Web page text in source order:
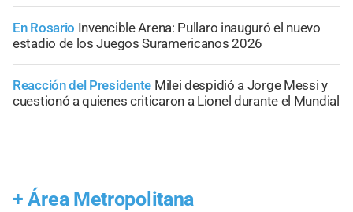
En Rosario Invencible Arena: Pullaro inauguró el nuevo
estadio de los Juegos Suramericanos 2026
Reacción del Presidente Milei despidió a Jorge Messi y
cuestionó a quienes criticaron a Lionel durante el Mundial
+ Área Metropolitana